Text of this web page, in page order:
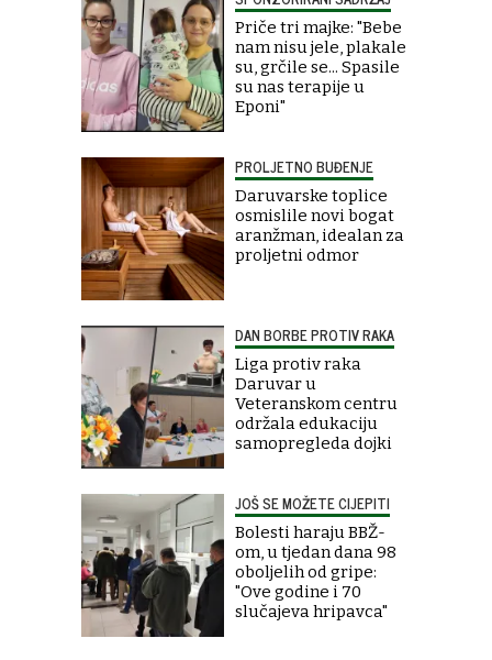
Priče tri majke: "Bebe
nam nisu jele, plakale
su, grčile se... Spasile
su nas terapije u
Eponi"
PROLJETNO BUĐENJE
Daruvarske toplice
osmislile novi bogat
aranžman, idealan za
proljetni odmor
DAN BORBE PROTIV RAKA
Liga protiv raka
Daruvar u
Veteranskom centru
održala edukaciju
samopregleda dojki
JOŠ SE MOŽETE CIJEPITI
Bolesti haraju BBŽ-
om, u tjedan dana 98
oboljelih od gripe:
"Ove godine i 70
slučajeva hripavca"